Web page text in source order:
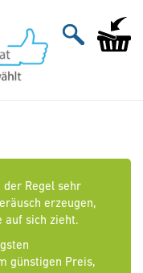
Mein
der Regel sehr
erzeugen,
auf sich zieht.
günstigen Preis,